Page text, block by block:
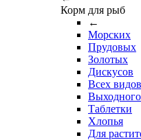
Корм для рыб
←
Морских
Прудовых
Золотых
Дискусов
Всех видов
Таблетки
Хлопья
Для